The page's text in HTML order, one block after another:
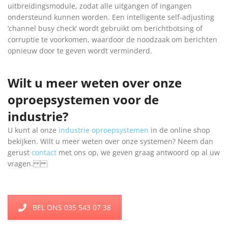
uitbreidingsmodule, zodat alle uitgangen of ingangen
ondersteund kunnen worden. Een intelligente self-adjusting
‘channel busy check’ wordt gebruikt om berichtbotsing of
corruptie te voorkomen, waardoor de noodzaak om berichten
opnieuw door te geven wordt verminderd.
Wilt u meer weten over onze
oproepsystemen voor de
industrie?
U kunt al onze industrie oproepsystemen in de online shop
bekijken. Wilt u meer weten over onze systemen? Neem dan
gerust contact met ons op, we geven graag antwoord op al uw
vragen.
BEL ONS 035 543 07 38